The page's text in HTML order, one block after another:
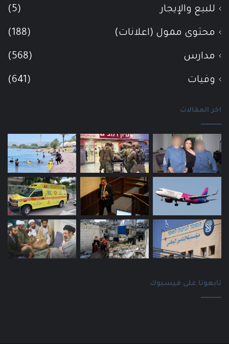
للبيع والإيجار (5)
محتوى ممول (اعلانات) (188)
مدارس (568)
وفيات (641)
اخر المقالات
تابعونا على فيسبوك